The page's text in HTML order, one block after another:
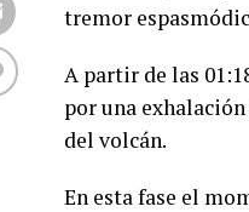
tremor
A partir de las
por una
del volcán.
En esta fase el